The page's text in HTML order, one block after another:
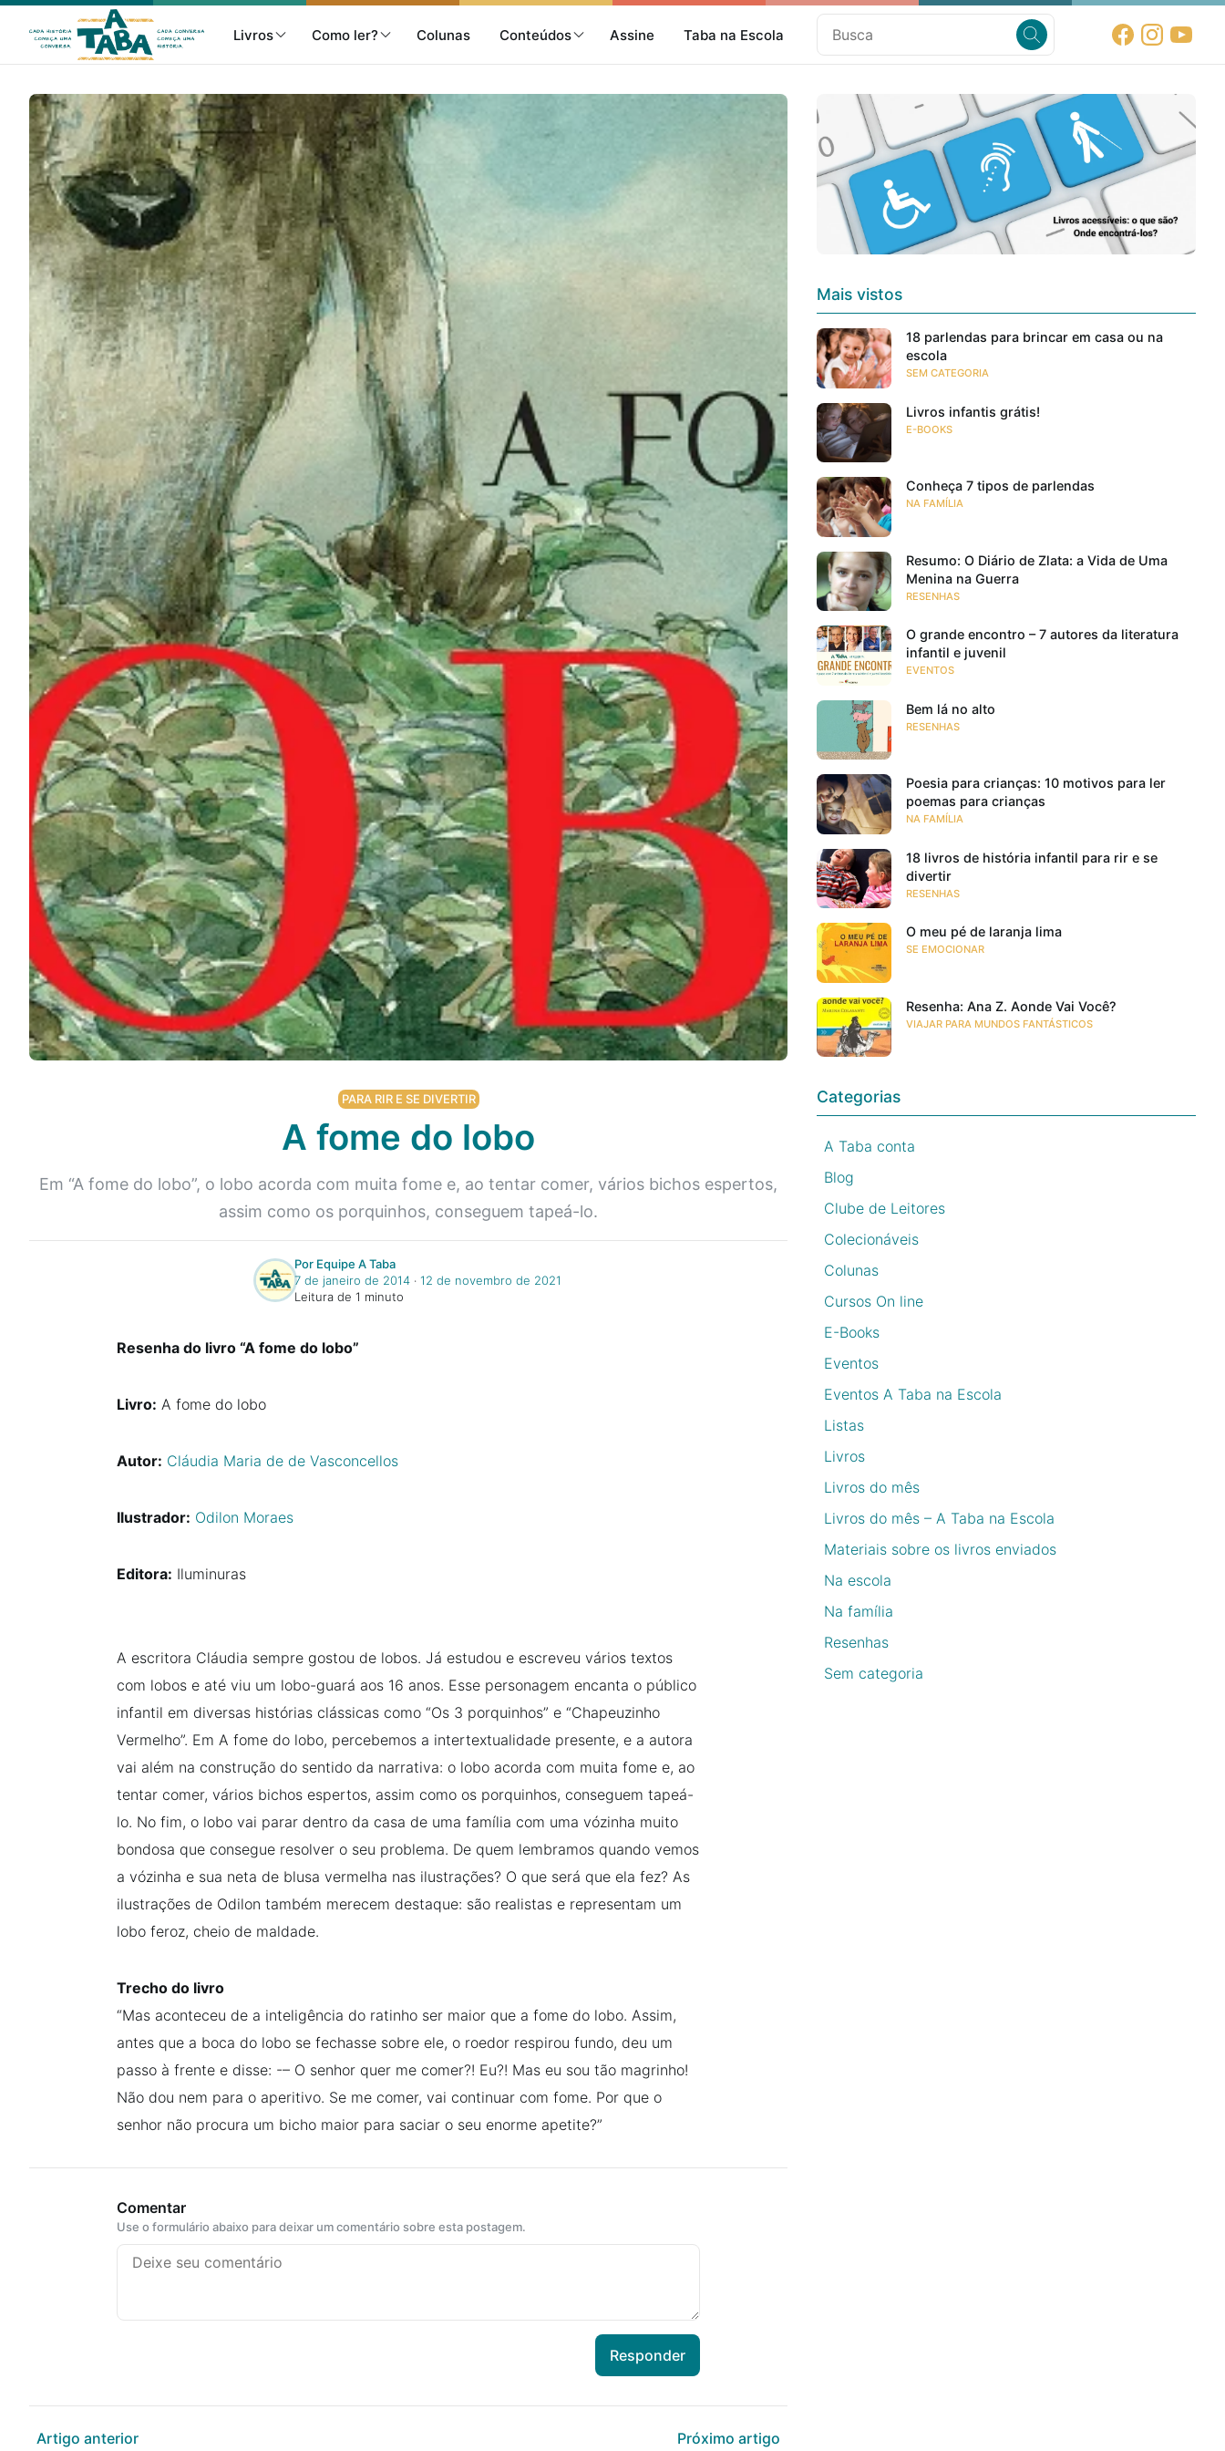
Livros Como ler? Colunas Conteúdos Assine Taba na Escola
Livros
Resenhas
Clube de Leitores
Listas
Como ler?
Na escola
Na família
Colunas
Conteúdos
Colecionáveis
Cursos On line
E-Books
Eventos
Podcast
Assine
Taba na Escola
PARA RIR E SE DIVERTIR
A fome do lobo
Em “A fome do lobo”, o lobo acorda com muita fome e, ao tentar comer, vários bichos espertos,
assim como os porquinhos, conseguem tapeá-lo.
Por Equipe A Taba
7 de janeiro de 2014‧ 12 de novembro de 2021
Leitura de 1 minuto
Resenha do livro “A fome do lobo”
Livro: A fome do lobo
Autor: Cláudia Maria de de Vasconcellos
Ilustrador: Odilon Moraes
Editora: Iluminuras
A escritora Cláudia sempre gostou de lobos. Já estudou e escreveu vários textos
com lobos e até viu um lobo-guará aos 16 anos. Esse personagem encanta o público
infantil em diversas histórias clássicas como “Os 3 porquinhos” e “Chapeuzinho
Vermelho”. Em A fome do lobo, percebemos a intertextualidade presente, e a autora
vai além na construção do sentido da narrativa: o lobo acorda com muita fome e, ao
tentar comer, vários bichos espertos, assim como os porquinhos, conseguem tapeá-
lo. No fim, o lobo vai parar dentro da casa de uma família com uma vózinha muito
bondosa que consegue resolver o seu problema. De quem lembramos quando vemos
a vózinha e sua neta de blusa vermelha nas ilustrações? O que será que ela fez? As
ilustrações de Odilon também merecem destaque: são realistas e representam um
lobo feroz, cheio de maldade.
Trecho do livro
“Mas aconteceu de a inteligência do ratinho ser maior que a fome do lobo. Assim,
antes que a boca do lobo se fechasse sobre ele, o roedor respirou fundo, deu um
passo à frente e disse: -– O senhor quer me comer?! Eu?! Mas eu sou tão magrinho!
Não dou nem para o aperitivo. Se me comer, vai continuar com fome. Por que o
senhor não procura um bicho maior para saciar o seu enorme apetite?”
Comentar
Use o formulário abaixo para deixar um comentário sobre esta postagem.
Responder
Artigo anterior Próximo artigo
Mais vistos
18 parlendas para brincar em casa ou na
escola
SEM CATEGORIA
Livros infantis grátis!
E-BOOKS
Conheça 7 tipos de parlendas
NA FAMÍLIA
Resumo: O Diário de Zlata: a Vida de Uma
Menina na Guerra
RESENHAS
O grande encontro – 7 autores da literatura
infantil e juvenil
EVENTOS
Bem lá no alto
RESENHAS
Poesia para crianças: 10 motivos para ler
poemas para crianças
NA FAMÍLIA
18 livros de história infantil para rir e se
divertir
RESENHAS
O meu pé de laranja lima
SE EMOCIONAR
Resenha: Ana Z. Aonde Vai Você?
VIAJAR PARA MUNDOS FANTÁSTICOS
Categorias
A Taba conta
Blog
Clube de Leitores
Colecionáveis
Colunas
Cursos On line
E-Books
Eventos
Eventos A Taba na Escola
Listas
Livros
Livros do mês
Livros do mês – A Taba na Escola
Materiais sobre os livros enviados
Na escola
Na família
Resenhas
Sem categoria